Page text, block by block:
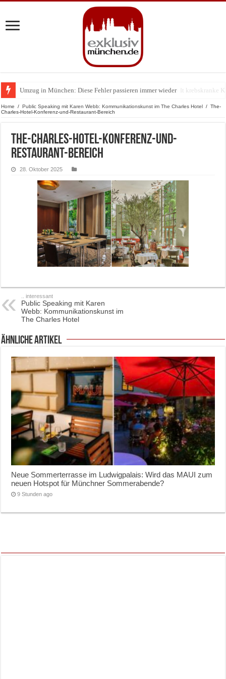
Umzug in München: Diese Fehler passieren immer wieder
Zu Gast im Fränk’ness: Sternekoch Alexander Herrmann lädt krebskranke
Home / Public Speaking mit Karen Webb: Kommunikationskunst im The Charles Hotel / The-
Charles-Hotel-Konferenz-und-Restaurant-Bereich
The-Charles-Hotel-Konferenz-und-
Restaurant-Bereich
28. Oktober 2025
.. interessant
Public Speaking mit Karen
Webb: Kommunikationskunst im
The Charles Hotel
ähnliche Artikel
Neue Sommerterrasse im Ludwigpalais: Wird das MAUI zum
neuen Hotspot für Münchner Sommerabende?
9 Stunden ago